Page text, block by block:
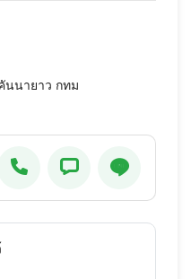
นนายาว กทม